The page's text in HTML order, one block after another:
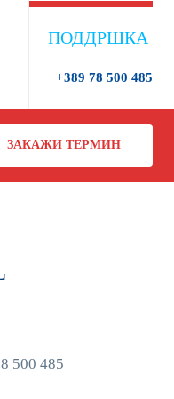
ПОДДРШКА
+389 78 500 485
ЗАКАЖИ ТЕРМИН
500 485